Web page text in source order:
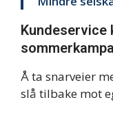
Kundeservice
Å ta snarveier
slå tilbake mot